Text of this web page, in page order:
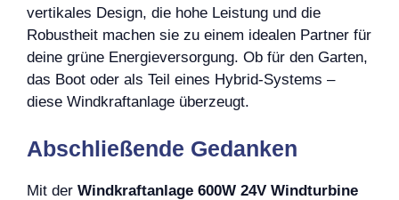
vertikales Design, die hohe Leistung und die
Robustheit machen sie zu einem idealen Partner für
deine grüne Energieversorgung. Ob für den Garten,
das Boot oder als Teil eines Hybrid-Systems –
diese Windkraftanlage überzeugt.
Abschließende Gedanken
Mit der Windkraftanlage 600W 24V Windturbine